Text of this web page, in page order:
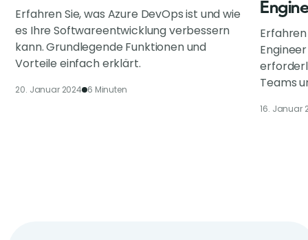
Erfahren Sie, was Azure DevOps ist und wie
es Ihre Softwareentwicklung verbessern
kann. Grundlegende Funktionen und
Vorteile einfach erklärt.
20. Januar 2024 6 Minuten
Teams
16. Januar